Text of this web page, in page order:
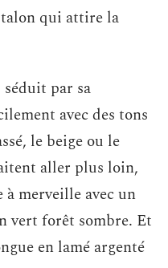
talon qui attire la
par sa
avec des tons
le beige ou le
aller plus loin,
à merveille avec un
vert forêt sombre. Et
en lamé argenté